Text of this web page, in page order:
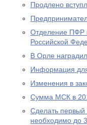
Продлено
Отделение ПФР
Российской
В Орле
Информация
Изменения в
Сумма МСК в
Сделать первый
необходимо до